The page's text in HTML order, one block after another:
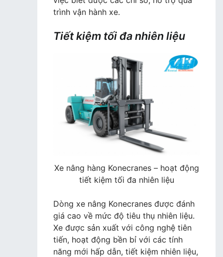
trình vận hành xe.
Tiết kiệm tối đa nhiên liệu
Xe nâng hàng Konecranes – hoạt động
tiết kiệm tối đa nhiên liệu
Dòng xe nâng Konecranes được đánh
giá cao về mức độ tiêu thụ nhiên liệu.
Xe được sản xuất với công nghệ tiên
tiến, hoạt động bền bỉ với các tính
năng mới hấp dẫn, tiết kiệm nhiên liệu,